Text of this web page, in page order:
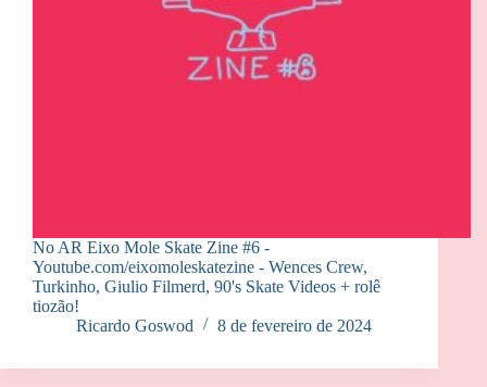
No AR Eixo Mole Skate Zine #6 -
Youtube.com/eixomoleskatezine - Wences Crew,
Turkinho, Giulio Filmerd, 90's Skate Videos + rolê
tiozão!
Ricardo Goswod
8 de fevereiro de 2024